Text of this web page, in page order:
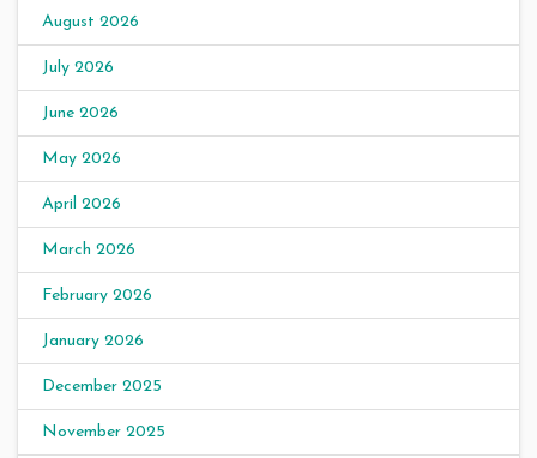
August 2026
July 2026
June 2026
May 2026
April 2026
March 2026
February 2026
January 2026
December 2025
November 2025